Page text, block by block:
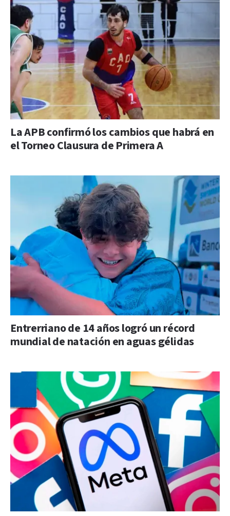
La APB confirmó los cambios que habrá en
el Torneo Clausura de Primera A
Entrerriano de 14 años logró un récord
mundial de natación en aguas gélidas